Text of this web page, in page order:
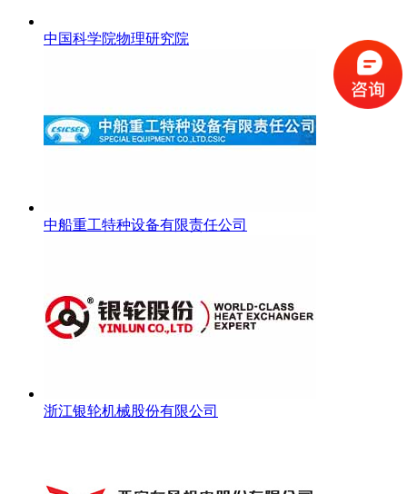
中国科学院物理研究院
中船重工特种设备有限责任公司
浙江银轮机械股份有限公司